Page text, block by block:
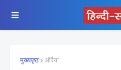
मुख्यपृष्ठ औरैया